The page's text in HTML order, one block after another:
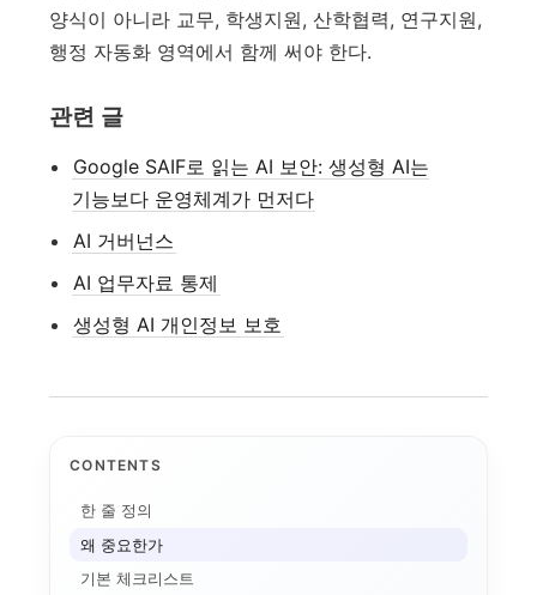
양식이 아니라 교무, 학생지원, 산학협력, 연구지원,
행정 자동화 영역에서 함께 써야 한다.
관련 글
Google SAIF로 읽는 AI 보안: 생성형 AI는
기능보다 운영체계가 먼저다
AI 거버넌스
AI 업무자료 통제
생성형 AI 개인정보 보호
CONTENTS
한 줄 정의
왜 중요한가
기본 체크리스트온디바이스 AI
전환비용